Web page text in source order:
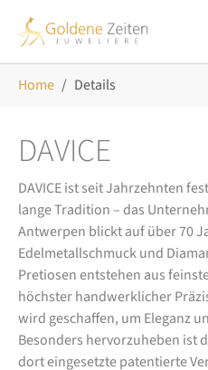
Home Details
DAVICE
DAVICE ist seit Jahrzehnten
lange Tradition – das
Antwerpen blickt auf über 70
Edelmetallschmuck und
Pretiosen entstehen aus
höchster handwerklicher
wird geschaffen, um Eleganz
Besonders hervorzuheben ist
dort eingesetzte patentierte